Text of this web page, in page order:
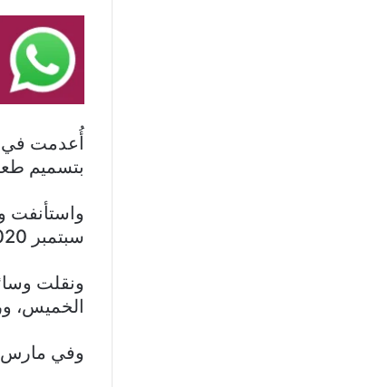
بتسميم
سبتمبر 2020 لكن دون جدوى.
ونقلت
الخميس،
وفي مارس 2019، اشترت وانغ كمية من نترات الصوديوم بعد خلاف مع أحد زملائها.